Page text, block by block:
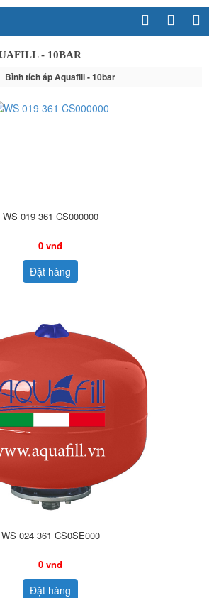
- 10BAR
Bình tích áp Aquafill - 10bar
WS 019 361 CS000000
0 vnđ
Đặt hàng
WS 024 361 CS0SE000
0 vnđ
Đặt hàng